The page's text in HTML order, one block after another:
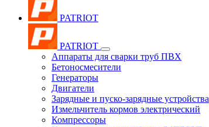
PATRIOT
PATRIOT
Аппараты для сварки труб ПВХ
Бетоносмесители
Генераторы
Двигатели
Зарядные и пуско-зарядные устройства
Измельчитель кормов электрический
Компрессоры